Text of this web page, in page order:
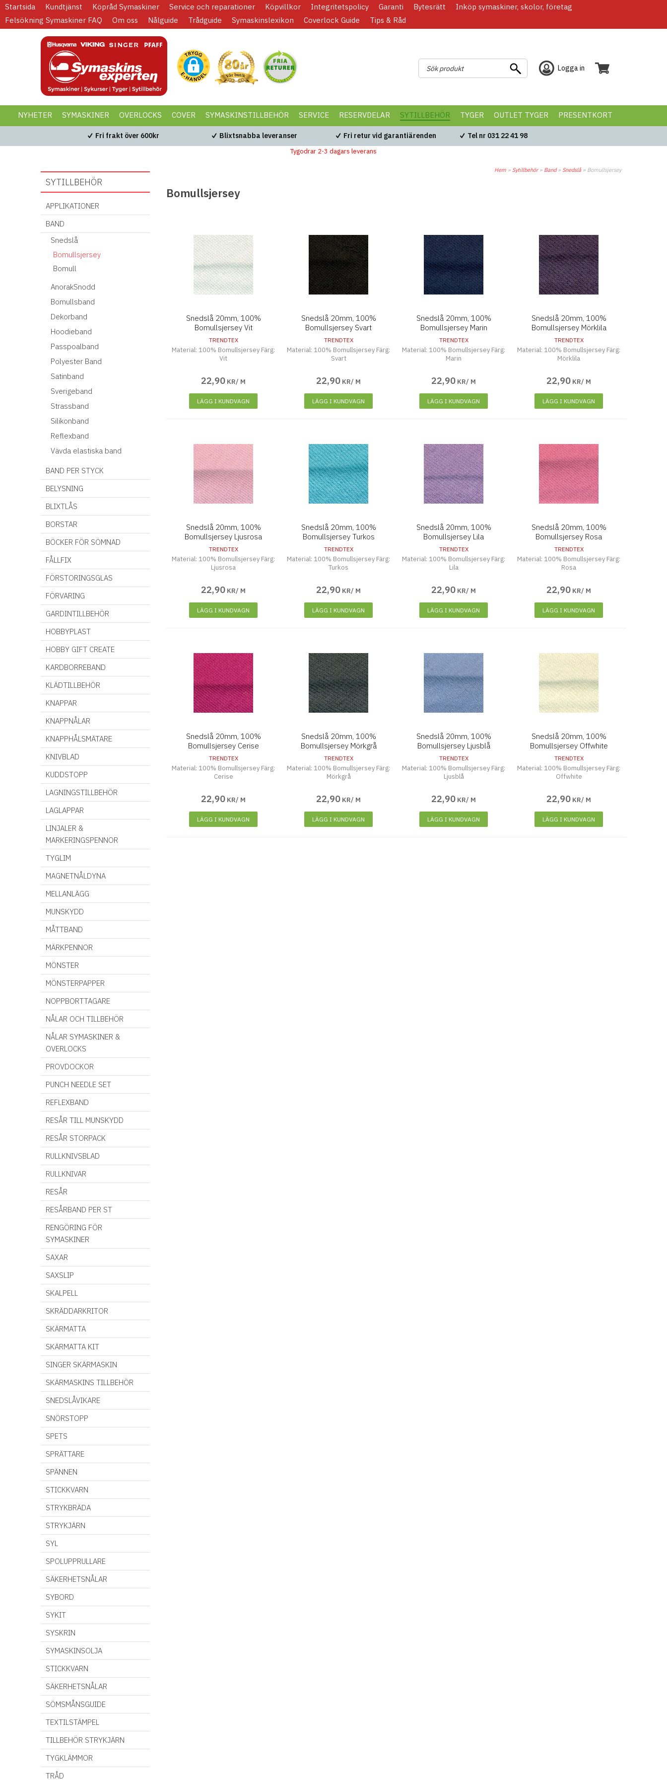
Startsida Kundtjänst Köpråd Symaskiner Service och reparationer Köpvillkor Integritetspolicy Garanti Bytesrätt
Inköp symaskiner, skolor, företag
Felsökning Symaskiner FAQ
Om oss Nålguide Trådguide Symaskinslexikon Coverlock Guide Tips & Råd
Logga in
NYHETER SYMASKINER OVERLOCKS COVER SYMASKINSTILLBEHÖR SERVICE RESERVDELAR SYTILLBEHÖR TYGER OUTLET TYGER PRESENTKORT
BLACK WEEKFri frakt över 600kr Blixtsnabba leveranser Fri retur vid garantiärenden Tel nr 031 22 41 98
Tygodrar 2-3 dagars leverans
SYTILLBEHÖR
APPLIKATIONER
BAND
Snedslå
Bomullsjersey
Bomull
AnorakSnodd
Bomullsband
Dekorband
Hoodieband
Passpoalband
Polyester Band
Satinband
Sverigeband
Strassband
Silikonband
Reflexband
Vävda elastiska band
BAND PER STYCK
BELYSNING
BLIXTLÅS
BORSTAR
BÖCKER FÖR SÖMNAD
FÅLLFIX
FÖRSTORINGSGLAS
FÖRVARING
GARDINTILLBEHÖR
HOBBYPLAST
HOBBY GIFT CREATE
KARDBORREBAND
KLÄDTILLBEHÖR
KNAPPAR
KNAPPNÅLAR
KNAPPHÅLSMÄTARE
KNIVBLAD
KUDDSTOPP
LAGNINGSTILLBEHÖR
LAGLAPPAR
LINJALER &
MARKERINGSPENNOR
TYGLIM
MAGNETNÅLDYNA
MELLANLÄGG
MUNSKYDD
MÅTTBAND
MÄRKPENNOR
MÖNSTER
MÖNSTERPAPPER
NOPPBORTTAGARE
NÅLAR OCH TILLBEHÖR
NÅLAR SYMASKINER &
OVERLOCKS
PROVDOCKOR
PUNCH NEEDLE SET
REFLEXBAND
RESÅR TILL MUNSKYDD
RESÅR STORPACK
RULLKNIVSBLAD
RULLKNIVAR
RESÅR
RESÅRBAND PER ST
RENGÖRING FÖR
SYMASKINER
SAXAR
SAXSLIP
SKALPELL
SKRÄDDARKRITOR
SKÄRMATTA
SKÄRMATTA KIT
SINGER SKÄRMASKIN
SKÄRMASKINS TILLBEHÖR
SNEDSLÅVIKARE
SNÖRSTOPP
SPETS
SPRÄTTARE
SPÄNNEN
STICKKVARN
STRYKBRÄDA
STRYKJÄRN
SYL
SPOLUPPRULLARE
SÄKERHETSNÅLAR
SYBORD
SYKIT
SYSKRIN
SYMASKINSOLJA
STICKKVARN
SÄKERHETSNÅLAR
SÖMSMÅNSGUIDE
TEXTILSTÄMPEL
TILLBEHÖR STRYKJÄRN
TYGKLÄMMOR
TRÅD
Hem » Sytillbehör» Band» Snedslå » Bomullsjersey
Bomullsjersey
Snedslå 20mm, 100%
Bomullsjersey Vit
TRENDTEX
Material: 100% Bomullsjersey Färg:
Vit
22,90 KR/ M
LÄGG I KUNDVAGN
Snedslå 20mm, 100%
Bomullsjersey Svart
TRENDTEX
Material: 100% Bomullsjersey Färg:
Svart
22,90 KR/ M
LÄGG I KUNDVAGN
Snedslå 20mm, 100%
Bomullsjersey Marin
TRENDTEX
Material: 100% Bomullsjersey Färg:
Marin
22,90 KR/ M
LÄGG I KUNDVAGN
Snedslå 20mm, 100%
Bomullsjersey Mörklila
TRENDTEX
Material: 100% Bomullsjersey Färg:
Mörklila
22,90 KR/ M
LÄGG I KUNDVAGN
Snedslå 20mm, 100%
Bomullsjersey Ljusrosa
TRENDTEX
Material: 100% Bomullsjersey Färg:
Ljusrosa
22,90 KR/ M
LÄGG I KUNDVAGN
Snedslå 20mm, 100%
Bomullsjersey Turkos
TRENDTEX
Material: 100% Bomullsjersey Färg:
Turkos
22,90 KR/ M
LÄGG I KUNDVAGN
Snedslå 20mm, 100%
Bomullsjersey Lila
TRENDTEX
Material: 100% Bomullsjersey Färg:
Lila
22,90 KR/ M
LÄGG I KUNDVAGN
Snedslå 20mm, 100%
Bomullsjersey Rosa
TRENDTEX
Material: 100% Bomullsjersey Färg:
Rosa
22,90 KR/ M
LÄGG I KUNDVAGN
Snedslå 20mm, 100%
Bomullsjersey Cerise
TRENDTEX
Material: 100% Bomullsjersey Färg:
Cerise
22,90 KR/ M
LÄGG I KUNDVAGN
Snedslå 20mm, 100%
Bomullsjersey Mörkgrå
TRENDTEX
Material: 100% Bomullsjersey Färg:
Mörkgrå
22,90 KR/ M
LÄGG I KUNDVAGN
Snedslå 20mm, 100%
Bomullsjersey Ljusblå
TRENDTEX
Material: 100% Bomullsjersey Färg:
Ljusblå
22,90 KR/ M
LÄGG I KUNDVAGN
Snedslå 20mm, 100%
Bomullsjersey Offwhite
TRENDTEX
Material: 100% Bomullsjersey Färg:
Offwhite
22,90 KR/ M
LÄGG I KUNDVAGN